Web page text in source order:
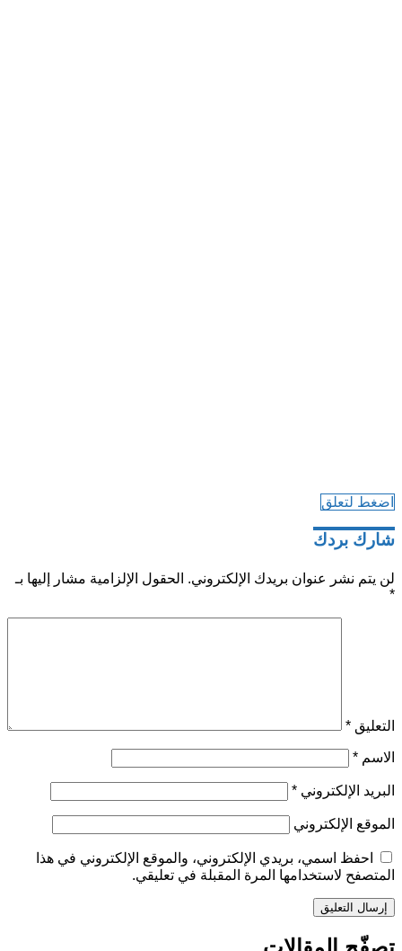
اضغط لتعلق
شارك بردك
لن يتم نشر عنوان بريدك الإلكتروني. الحقول الإلزامية مشار إليها بـ
*
التعليق *
الاسم *
البريد الإلكتروني *
الموقع الإلكتروني
احفظ اسمي، بريدي الإلكتروني، والموقع الإلكتروني في هذا
المتصفح لاستخدامها المرة المقبلة في تعليقي.